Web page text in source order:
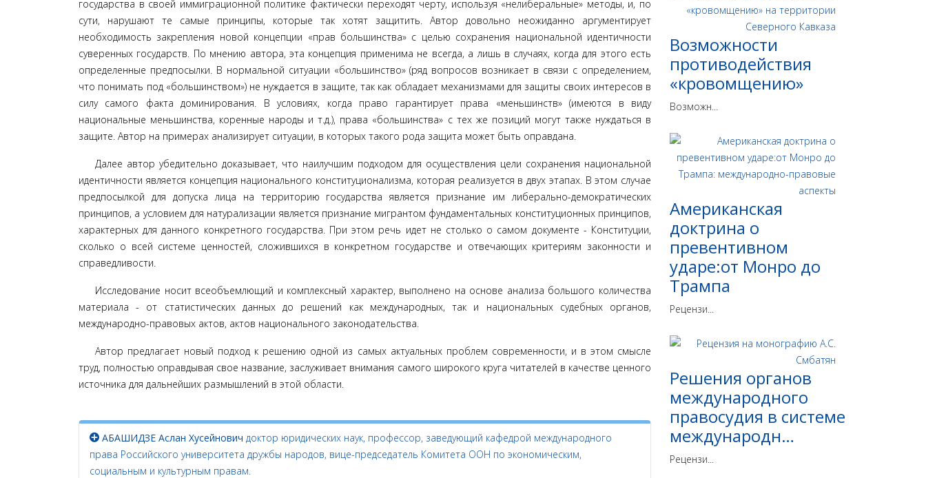
государства в своей иммиграционной политике фактически переходят черту, используя «нелиберальные» методы, и, по
сути, нарушают те самые принципы, которые так хотят защи­тить. Автор довольно неожиданно аргументирует
необходимость закрепления новой концепции «прав большинства» с целью сохра­нения национальной идентичности
суверенных государств. По мне­нию автора, эта концепция применима не всегда, а лишь в случаях, когда для этого есть
определенные предпосылки. В нормальной ситуации «большинство» (ряд вопросов возникает в связи с опреде­лением,
что понимать под «большинством») не нуждается в защите, так как обладает механизмами для защиты своих интересов в
силу самого факта доминирования. В условиях, когда право гарантирует права «меньшинств» (имеются в виду
национальные меньшинства, коренные народы и т.д.), права «большинства» с тех же позиций могут также нуждаться в
защите. Автор на примерах анализирует ситуации, в которых такого рода защита может быть оправдана.
Далее автор убедительно доказывает, что наилучшим под­ходом для осуществления цели сохранения национальной
идентичности является концепция национального конституци­онализма, которая реализуется в двух этапах. В этом случае
пред­посылкой для допуска лица на территорию государства является признание им либерально-демократических
принципов, а усло­вием для натурализации является признание мигрантом фун­даментальных конституционных принципов,
характерных для данного конкретного государства. При этом речь идет не столько о самом документе - Конституции,
сколько о всей системе цен­ностей, сложившихся в конкретном государстве и отвечающих критериям законности и
справедливости.
Исследование носит всеобъемлющий и комплексный ха­рактер, выполнено на основе анализа большого количества
материала - от статистических данных до решений как между­народных, так и национальных судебных органов,
международ­но-правовых актов, актов национального законодательства.
Автор предлагает новый подход к решению одной из самых ак­туальных проблем современности, и в этом смысле
труд, полностью оправдывая свое название, заслуживает внимания самого широкого круга читателей в качестве ценного
источника для дальнейших раз­мышлений в этой области.
АБАШИДЗЕ Аслан Хусейнович доктор юридических наук, профессор, заведующий кафедрой международного
права Российского университета дружбы народов, вице-председатель Комитета ООН по экономическим,
социальным и культурным правам.
Возможности
противодействия
«кровомщению»
Возможн...
Американская
доктрина о
превентивном
ударе:от Монро до
Трампа
Рецензи...
Решения органов
международного
правосудия в системе
международн…
Рецензи...